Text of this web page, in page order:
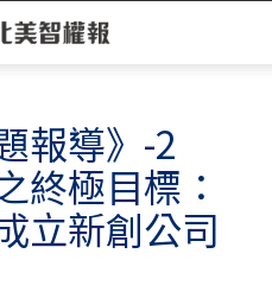
報導》-2
終極目標：
立新創公司